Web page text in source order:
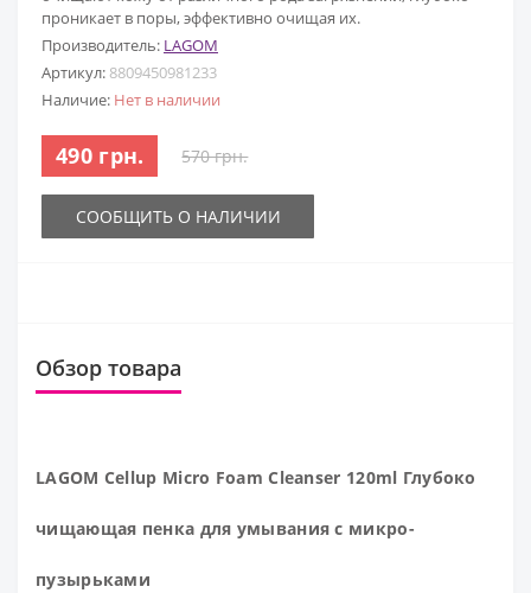
проникает в поры, эффективно очищая их.
Производитель: LAGOM
Артикул: 8809450981233
Наличие: Нет в наличии
490 грн. 570 грн.
СООБЩИТЬ О НАЛИЧИИ
Обзор товара
LAGOM Cellup Micro Foam Cleanser 120ml Глубоко
чищающая пенка для умывания с микро-
пузырьками